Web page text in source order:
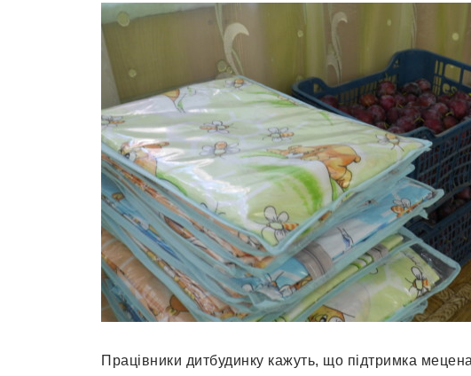
Працівники дитбудинку кажуть, що підтримка